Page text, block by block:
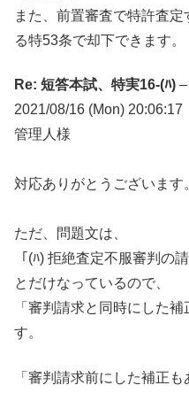
また、前置審査で特許査
る特53条で却下できます。
Re: 短答本試、特実16-(ﾊ) –
2021/08/16 (Mon) 20:06:17
管理人様
対応ありがとうございます
ただ、問題文は、
「(ﾊ) 拒絶査定不服審判の
とだけなっているので、
「審判請求と同時にした
す。
「審判請求前にした補正も